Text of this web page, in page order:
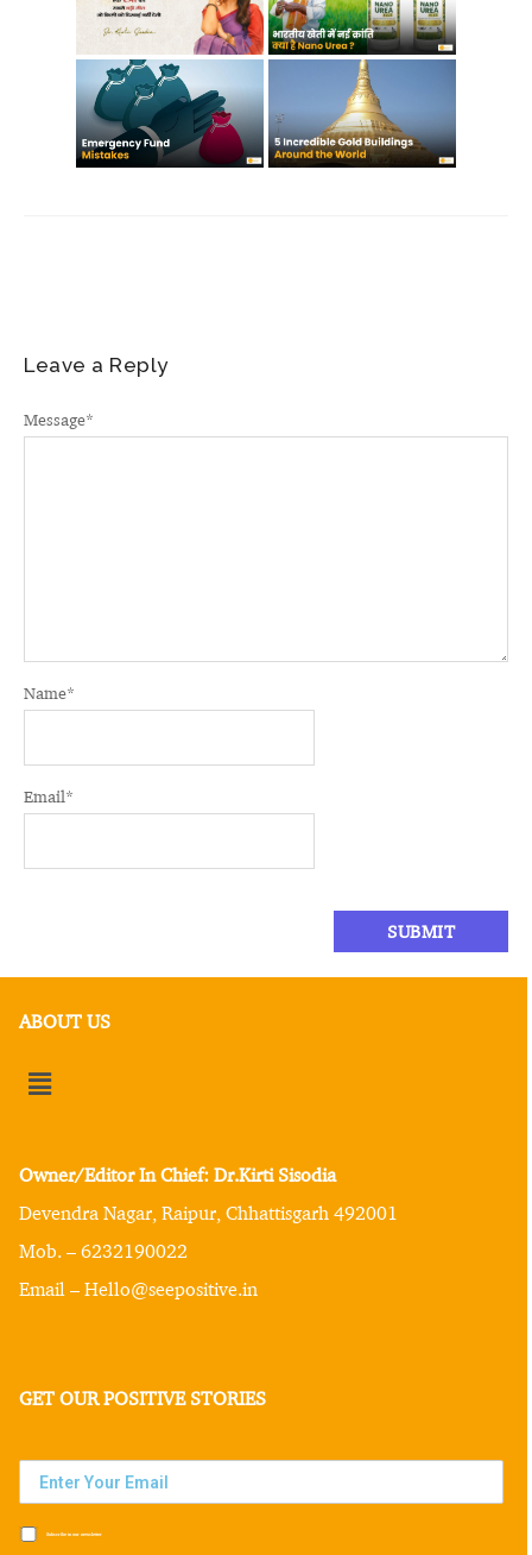
Leave a Reply
Message*
Name*
Email*
ABOUT US
Owner/Editor In Chief: Dr.Kirti Sisodia
Devendra Nagar, Raipur, Chhattisgarh 492001
Mob. – 6232190022
Email – Hello@seepositive.in
GET OUR POSITIVE STORIES
Subscribe to our newsletter